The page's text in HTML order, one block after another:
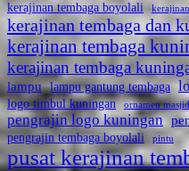
kerajinan tembaga boyolali
kerajinan tembaga dan
kerajinan tembaga
kerajinan tembaga
lampu lampu gantung tembaga
logo timbul kuningan ornamen masjid
pengrajin logo kuningan
pengrajin tembaga boyolali
pintu
pusat kerajinan